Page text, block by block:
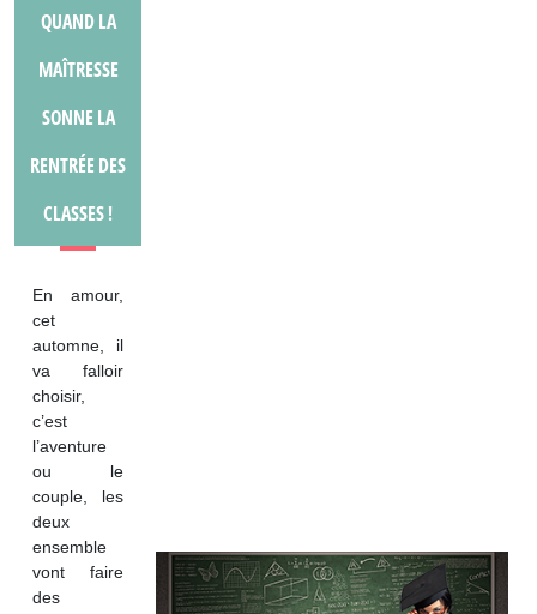
QUAND LA
MAÎTRESSE
SONNE LA
RENTRÉE DES
CLASSES !
En amour,
cet
automne, il
va falloir
choisir,
c’est
l’aventure
ou le
couple, les
deux
ensemble
vont faire
des